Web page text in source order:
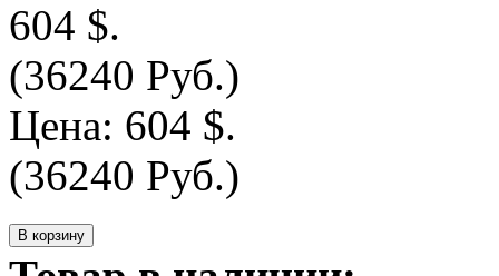
604 $.
(36240 Руб.)
Цена: 604 $.
(36240 Руб.)